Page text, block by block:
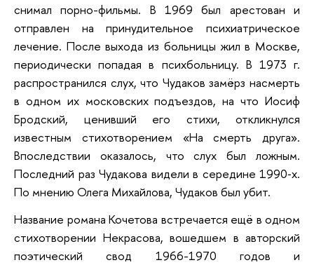
снимал порно-фильмы. В 1969 был арестован и
отправлен на принудительное психиатрическое
лечение. После выхода из больницы жил в Москве,
периодически попадая в психбольницу. В 1973 г.
распространился слух, что Чудаков замёрз насмерть
в одном их московских подъездов, на что Иосиф
Бродский, ценивший его стихи, откликнулся
известным стихотворением «На смерть друга».
Впоследствии оказалось, что слух был ложным.
Последний раз Чудакова видели в середине 1990‑х.
По мнению Олега Михайлова, Чудаков был убит.
Название романа Кочетова встречается ещё в одном
стихотворении Некрасова, вошедшем в авторский
поэтический свод 1966-1970 годов и